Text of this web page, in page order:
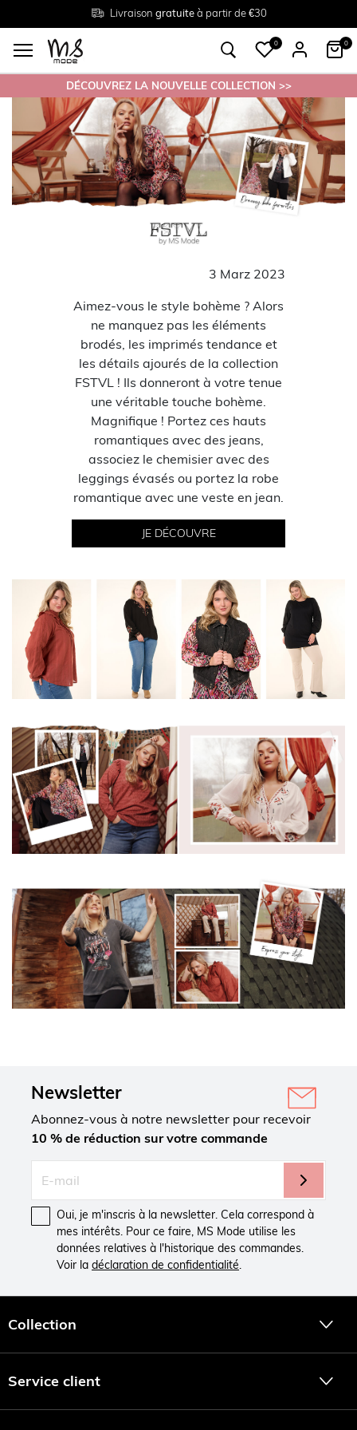
Livraison gratuiteà partir de €30
Tailles du38 au 54
Retourgratuit en magasin
0 0
DÉCOUVREZ LA NOUVELLE COLLECTION >>
3 Marz 2023
Aimez-vous le style bohème ? Alors
ne manquez pas les éléments
brodés, les imprimés tendance et
les détails ajourés de la collection
FSTVL ! Ils donneront à votre tenue
une véritable touche bohème.
Magnifique ! Portez ces hauts
romantiques avec des jeans,
associez le chemisier avec des
leggings évasés ou portez la robe
romantique avec une veste en jean.
JE DÉCOUVRE
Newsletter
Abonnez-vous à notre newsletter pour recevoir
10 % de réduction sur votre commande
Oui, je m'inscris à la newsletter. Cela correspond à
mes intérêts. Pour ce faire, MS Mode utilise les
données relatives à l'historique des commandes.
Voir la déclaration de confidentialité.
Collection
Service client